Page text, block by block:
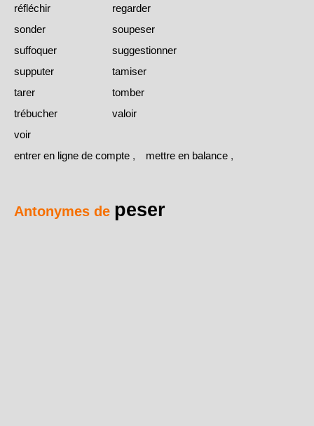
réfléchir
regarder
sonder
soupeser
suffoquer
suggestionner
supputer
tamiser
tarer
tomber
trébucher
valoir
voir
entrer en ligne de compte , mettre en balance ,
Antonymes de peser